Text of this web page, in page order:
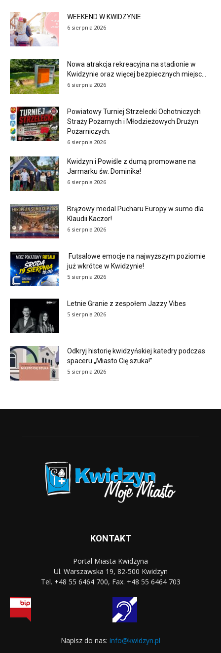
WEEKEND W KWIDZYNIE
6 sierpnia 2026
Nowa atrakcja rekreacyjna na stadionie w
Kwidzynie oraz więcej bezpiecznych miejsc...
6 sierpnia 2026
Powiatowy Turniej Strzelecki Ochotniczych
Straży Pożarnych i Młodzieżowych Drużyn
Pożarniczych.
6 sierpnia 2026
Kwidzyn i Powiśle z dumą promowane na
Jarmarku św. Dominika!
6 sierpnia 2026
Brązowy medal Pucharu Europy w sumo dla
Klaudii Kaczor!
6 sierpnia 2026
Futsalowe emocje na najwyższym poziomie
już wkrótce w Kwidzynie!
5 sierpnia 2026
Letnie Granie z zespołem Jazzy Vibes
5 sierpnia 2026
Odkryj historię kwidzyńskiej katedry podczas
spaceru „Miasto Cię szuka!”
5 sierpnia 2026
KONTAKT
Portal Miasta Kwidzyna
Ul. Warszawska 19, 82-500 Kwidzyn
Tel. +48 55 6464 700, Fax. +48 55 6464 703
Napisz do nas: info@kwidzyn.pl